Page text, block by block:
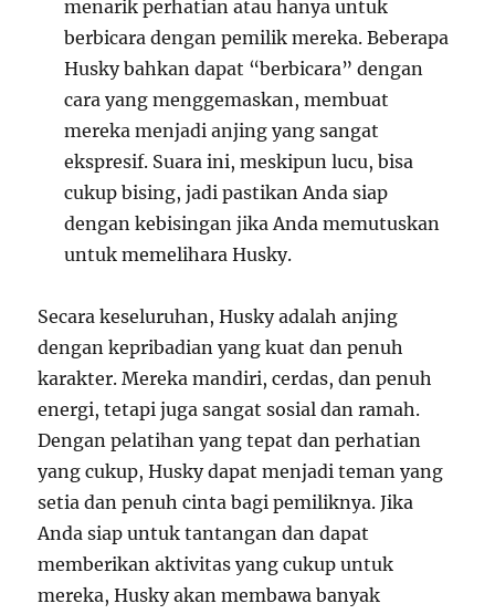
menarik perhatian atau hanya untuk
berbicara dengan pemilik mereka. Beberapa
Husky bahkan dapat “berbicara” dengan
cara yang menggemaskan, membuat
mereka menjadi anjing yang sangat
ekspresif. Suara ini, meskipun lucu, bisa
cukup bising, jadi pastikan Anda siap
dengan kebisingan jika Anda memutuskan
untuk memelihara Husky.
Secara keseluruhan, Husky adalah anjing
dengan kepribadian yang kuat dan penuh
karakter. Mereka mandiri, cerdas, dan penuh
energi, tetapi juga sangat sosial dan ramah.
Dengan pelatihan yang tepat dan perhatian
yang cukup, Husky dapat menjadi teman yang
setia dan penuh cinta bagi pemiliknya. Jika
Anda siap untuk tantangan dan dapat
memberikan aktivitas yang cukup untuk
mereka, Husky akan membawa banyak